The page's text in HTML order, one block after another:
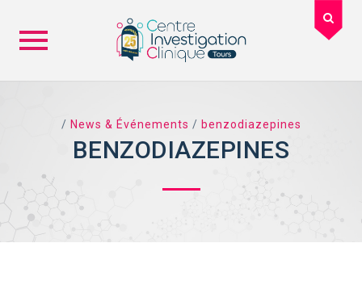
/ News & Événements / benzodiazepines
TAG ARCHIVES:
BENZODIAZEPINES